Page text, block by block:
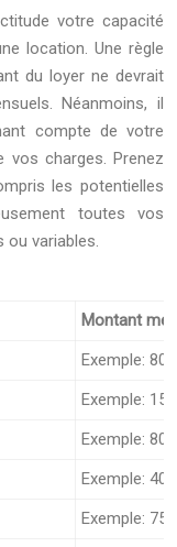
votre capacité
location. Une règle
du loyer ne devrait
Néanmoins, il
compte de votre
vos charges. Prenez
les potentielles
toutes vos
ou variables.
Montant
Exemple:
Exemple: 15
Exemple: 80
Exemple: 40
Exemple: 75